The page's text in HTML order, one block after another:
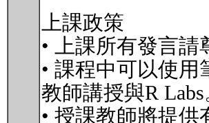
上課政策
• 上課所有發言
• 課程中可以使
教師講授與R Labs
• 授課教師將提